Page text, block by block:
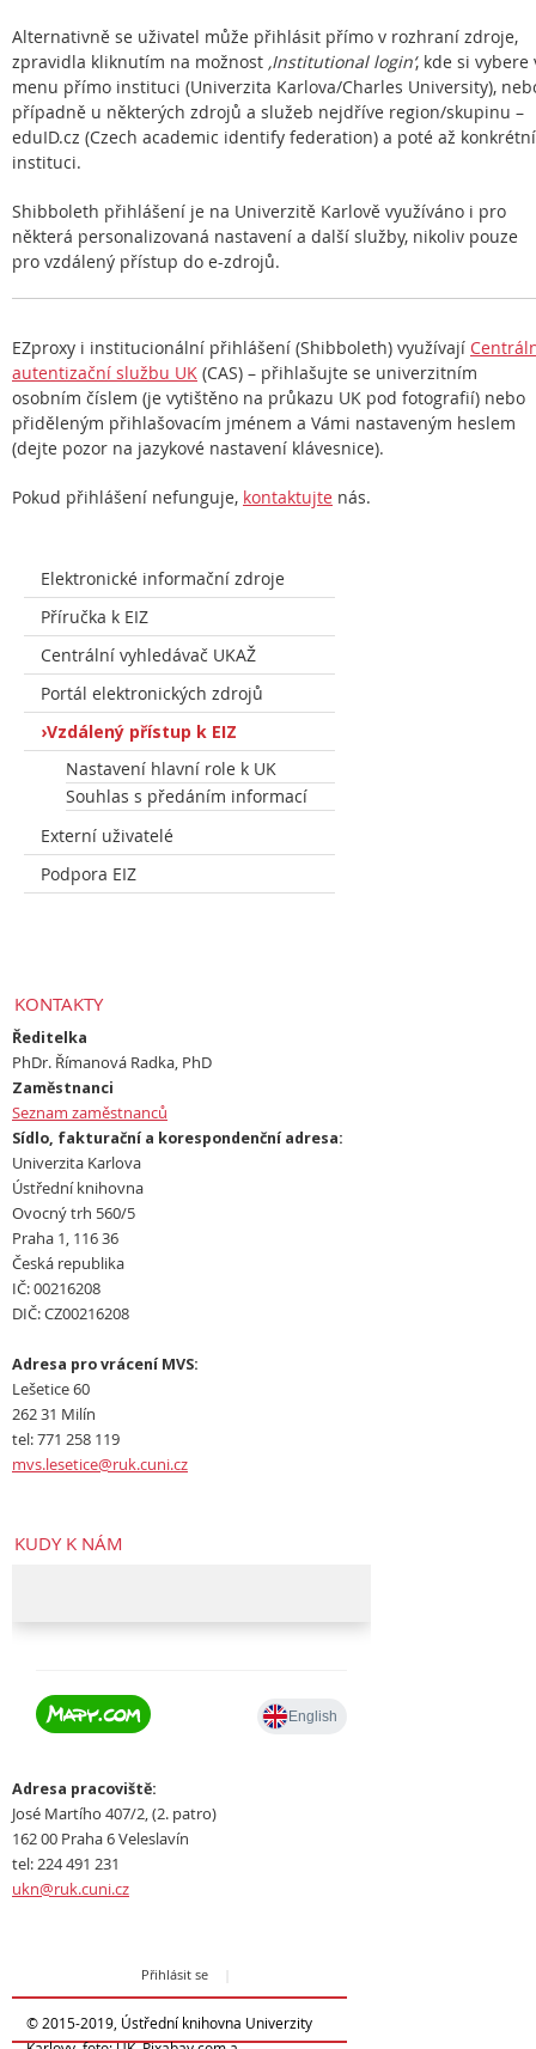
Alternativně se uživatel může přihlásit přímo v rozhraní zdroje,
zpravidla kliknutím na možnost ‚Institutional login‘, kde si vybere
menu přímo instituci (Univerzita Karlova/Charles University),
případně u některých zdrojů a služeb nejdříve region/skupinu –
eduID.cz (Czech academic identify federation) a poté až konkrétní
instituci.
Shibboleth přihlášení je na Univerzitě Karlově využíváno i pro
některá personalizovaná nastavení a další služby, nikoliv pouze
pro vzdálený přístup do e-zdrojů.
EZproxy i institucionální přihlášení (Shibboleth) využívají
autentizační službu UK (CAS) – přihlašujte se univerzitním
osobním číslem (je vytištěno na průkazu UK pod fotografií) nebo
přiděleným přihlašovacím jménem a Vámi nastaveným heslem
(dejte pozor na jazykové nastavení klávesnice).
Pokud přihlášení nefunguje, kontaktujte nás.
Elektronické informační zdroje
Příručka k EIZ
Centrální vyhledávač UKAŽ
Portál elektronických zdrojů
Vzdálený přístup k EIZ
Nastavení hlavní role k UK
Souhlas s předáním informací
Externí uživatelé
Podpora EIZ
KONTAKTY
Ředitelka
PhDr. Římanová Radka, PhD
Zaměstnanci
Seznam zaměstnanců
Sídlo, fakturační a korespondenční adresa:
Univerzita Karlova
Ústřední knihovna
Ovocný trh 560/5
Praha 1, 116 36
Česká republika
IČ: 00216208
DIČ: CZ00216208
Adresa pro vrácení MVS:
Lešetice 60
262 31 Milín
tel: 771 258 119
mvs.lesetice@ruk.cuni.cz
KUDY K NÁM
Adresa pracoviště:
José Martího 407/2, (2. patro)
162 00 Praha 6 Veleslavín
tel: 224 491 231
ukn@ruk.cuni.cz
Přihlásit se
© 2015-2019, Ústřední knihovna Univerzity